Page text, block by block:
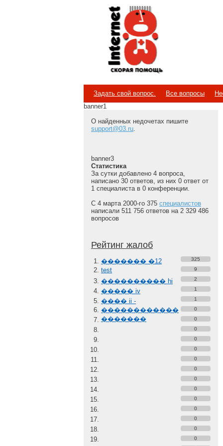
Internet
Скорая помощь
Задать свой вопрос. Все вопросы
banner1
О найденных недочетах пишите
support@03.ru.
banner3
Статистика
За сутки добавлено 4 вопроса,
написано 30 ответов, из них 0 ответ от
1 специалиста в 0 конференции.
С 4 марта 2000-го 375 специалистов
написали 511 756 ответов на 2 329 486
вопросов
Рейтинг жалоб
������� �12 325
test 9
���������� hi 2
����� iv 1
���� ii -
������������
�������
1
0
0
0
0
0
0
0
0
0
0
0
0
0
0